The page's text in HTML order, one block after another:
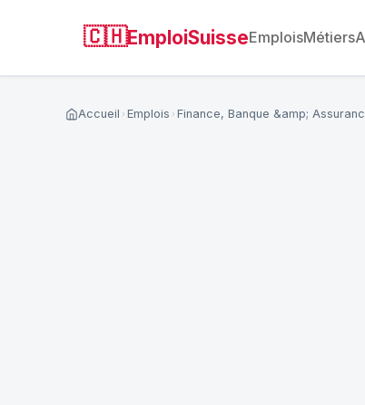
🇨🇭EmploiSuisseEmploisMétiers
Accueil Emplois Finance, Banque &amp;